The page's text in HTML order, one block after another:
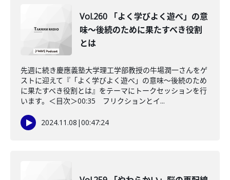
Vol.260 「よく学びよく遊べ」の意
味〜後続のために果たすべき役割
とは
先週に続き慶應義塾大学理工学部教授の牛場潤一さんをゲ
ストに迎えて『「よく学びよく遊べ」の意味〜後続のため
に果たすべき役割とは』をテーマにトークセッションを行
います。＜目次＞00:35 フリクションとイ...
2024.11.08 |00:47:24